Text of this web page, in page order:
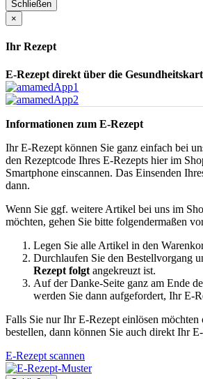
Schließen
×
Ihr Rezept
E-Rezept direkt über die
Informationen zum E-Rezept
Ihr E-Rezept können Sie ganz einfach bei
den Rezeptcode Ihres E-Rezepts hier im
Smartphone einscannen. Das Einsenden
dann.
Wenn Sie ggf. weitere Artikel bei uns im
möchten, gehen Sie bitte folgendermaßen
Legen Sie alle Artikel in den
Durchlaufen Sie den Bestellvorgang
Rezept folgt angekreuzt ist.
Auf der Danke-Seite ganz am Ende
werden Sie dann aufgefordert, Ihr E-
Falls Sie nur Ihr E-Rezept einlösen
bestellen, dann können Sie auch direkt Ihr
E-Rezept scannen